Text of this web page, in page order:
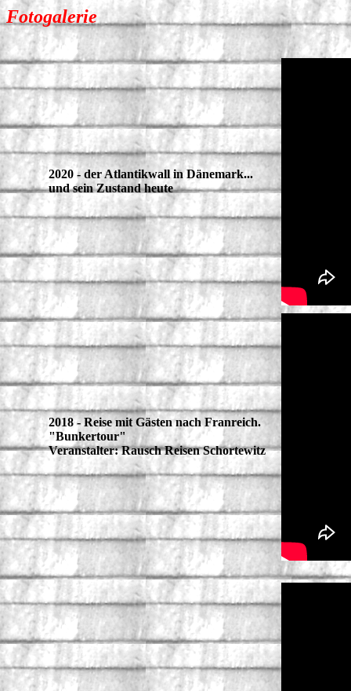
Fotogalerie
2020 - der Atlantikwall in Dänemark...
und sein Zustand heute
2018 - Reise mit Gästen nach Franreich.
"Bunkertour"
Veranstalter: Rausch Reisen Schortewitz